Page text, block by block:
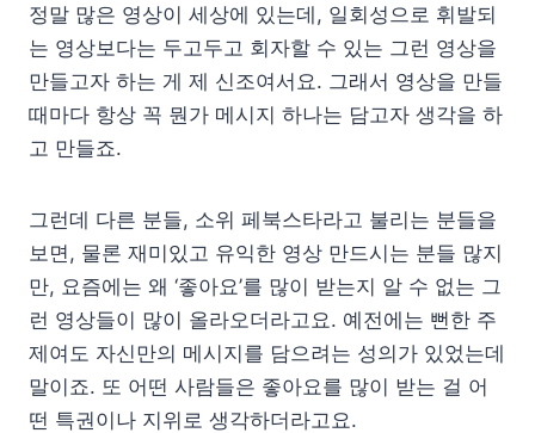
정말 많은 영상이 세상에 있는데, 일회성으로 휘발되
는 영상보다는 두고두고 회자할 수 있는 그런 영상을
만들고자 하는 게 제 신조여서요. 그래서 영상을 만들
때마다 항상 꼭 뭔가 메시지 하나는 담고자 생각을 하
고 만들죠.
그런데 다른 분들, 소위 페북스타라고 불리는 분들을
보면, 물론 재미있고 유익한 영상 만드시는 분들 많지
만, 요즘에는 왜 ‘좋아요’를 많이 받는지 알 수 없는 그
런 영상들이 많이 올라오더라고요. 예전에는 뻔한 주
제여도 자신만의 메시지를 담으려는 성의가 있었는데
말이죠. 또 어떤 사람들은 좋아요를 많이 받는 걸 어
떤 특권이나 지위로 생각하더라고요.